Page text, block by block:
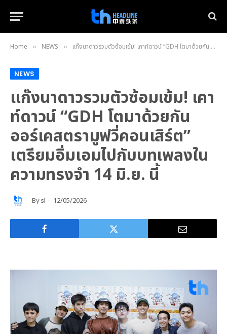
Home » NEWS » แก๊งนาดาวรวมตัวซ้อมเข้ม! เคาท์ดาวน์ “GDH โตมาด้วยกัน ออร์เคสตรามูฟวี่คอนเสิร์ต” เตรียมอิ่มเอมไปกับบทเพลงในความทรงจำ 14 มิ.ย. นี้
NEWS
แก๊งนาดาวรวมตัวซ้อมเข้ม! เคา
ท์ดาวน์ “GDH โตมาด้วยกัน
ออร์เคสตรามูฟวี่คอนเสิร์ต”
เตรียมอิ่มเอมไปกับบทเพลงใน
ความทรงจำ 14 มิ.ย. นี้
Bysl 12/05/2026